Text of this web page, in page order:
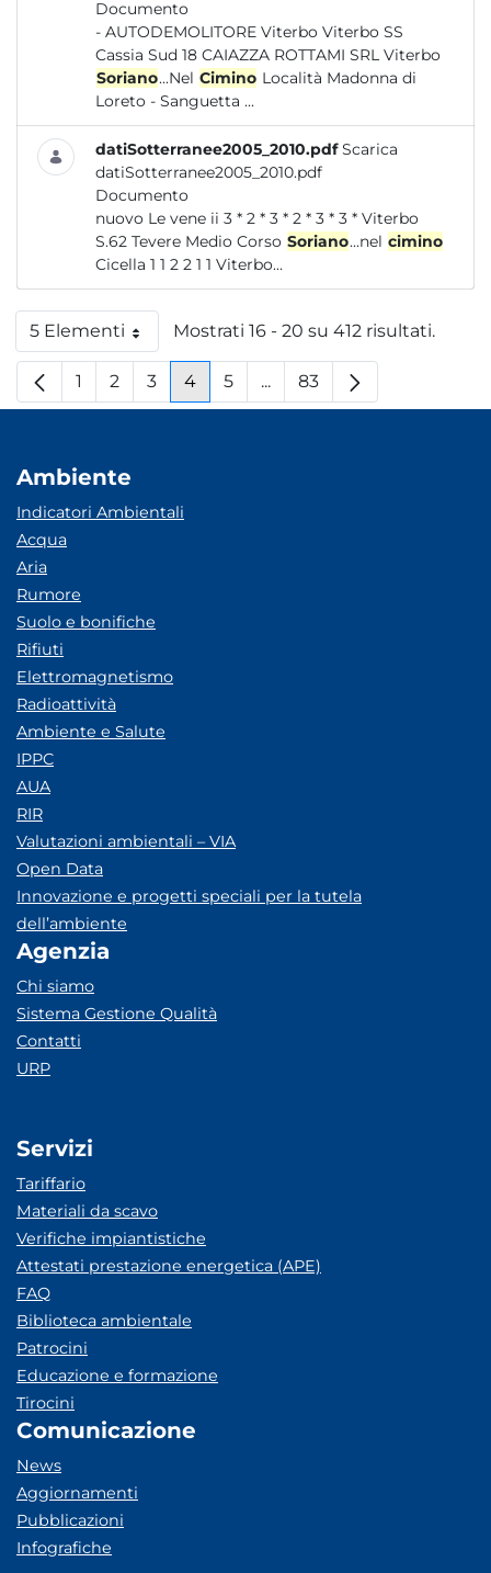
Documento
- AUTODEMOLITORE Viterbo Viterbo SS
Cassia Sud 18 CAIAZZA ROTTAMI SRL Viterbo
Soriano...Nel Cimino Località Madonna di
Loreto - Sanguetta ...
datiSotterranee2005_2010.pdf Scarica
datiSotterranee2005_2010.pdf
Documento
nuovo Le vene ii 3 * 2 * 3 * 2 * 3 * 3 * Viterbo
S.62 Tevere Medio Corso Soriano...nel cimino
Cicella 1 1 2 2 1 1 Viterbo...
5 ElementiPer paginaMostrati 16 - 20 su 412 risultati.
Pagina
1 Pagina
2 Pagina
3 Pagina
4 Pagina
5 ...Pagine intermedie
Pagina
83
Ambiente
Indicatori Ambientali
Acqua
Aria
Rumore
Suolo e bonifiche
Rifiuti
Elettromagnetismo
Radioattività
Ambiente e Salute
IPPC
AUA
RIR
Valutazioni ambientali – VIA
Open Data
Innovazione e progetti speciali per la tutela
dell’ambiente
Agenzia
Chi siamo
Sistema Gestione Qualità
Contatti
URP
Servizi
Tariffario
Materiali da scavo
Verifiche impiantistiche
Attestati prestazione energetica (APE)
FAQ
Biblioteca ambientale
Patrocini
Educazione e formazione
Tirocini
Comunicazione
News
Aggiornamenti
Pubblicazioni
Infografiche